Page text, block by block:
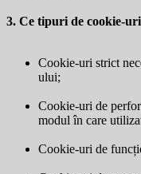
3. Ce tipuri de cookie-
Cookie-uri strict
ului;
Cookie-uri de
modul în care
Cookie-uri de